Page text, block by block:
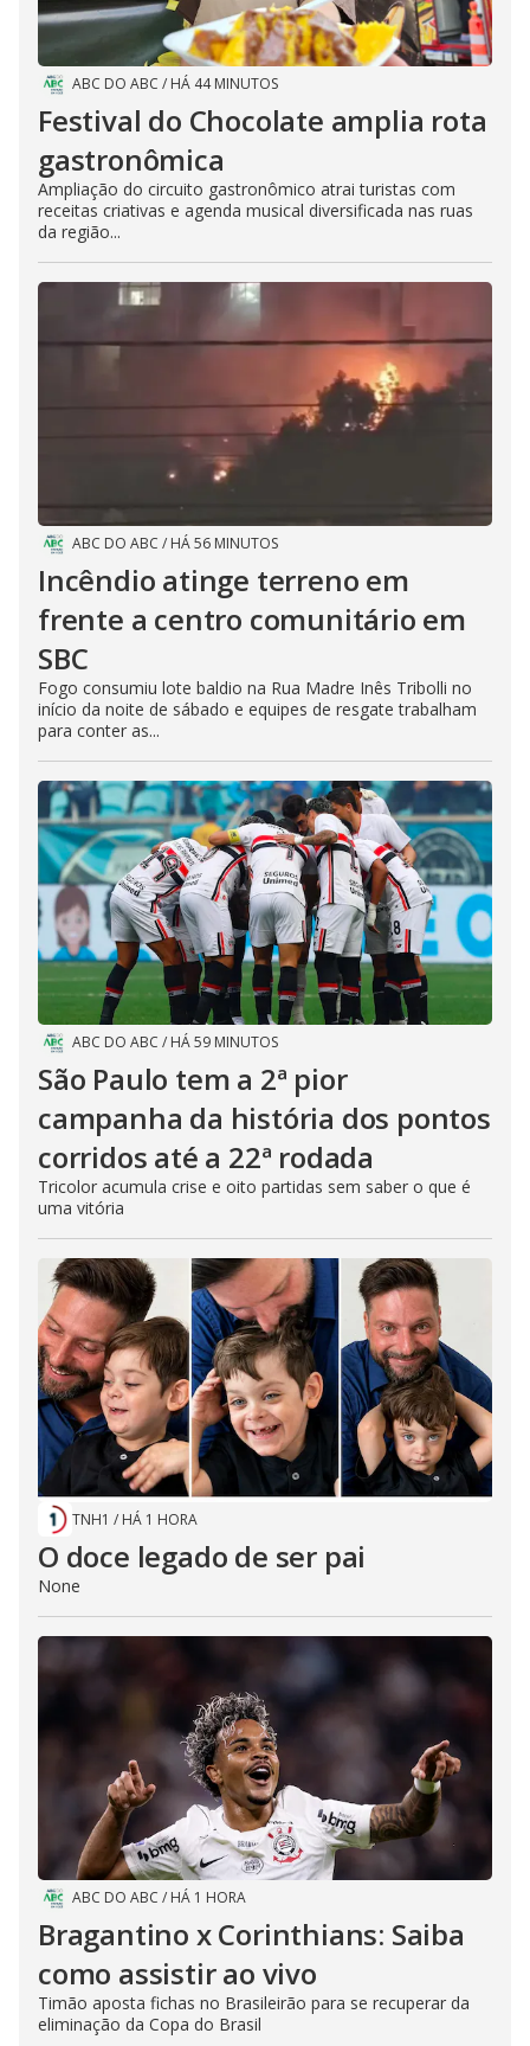
ABC DO ABC / HÁ 44 MINUTOS
Festival do Chocolate amplia rota
gastronômica
Ampliação do circuito gastronômico atrai turistas com
receitas criativas e agenda musical diversificada nas ruas
da região...
ABC DO ABC / HÁ 56 MINUTOS
Incêndio atinge terreno em
frente a centro comunitário em
SBC
Fogo consumiu lote baldio na Rua Madre Inês Tribolli no
início da noite de sábado e equipes de resgate trabalham
para conter as...
ABC DO ABC / HÁ 59 MINUTOS
São Paulo tem a 2ª pior
campanha da história dos pontos
corridos até a 22ª rodada
Tricolor acumula crise e oito partidas sem saber o que é
uma vitória
TNH1 / HÁ 1 HORA
O doce legado de ser pai
None
ABC DO ABC / HÁ 1 HORA
Bragantino x Corinthians: Saiba
como assistir ao vivo
Timão aposta fichas no Brasileirão para se recuperar da
eliminação da Copa do Brasil